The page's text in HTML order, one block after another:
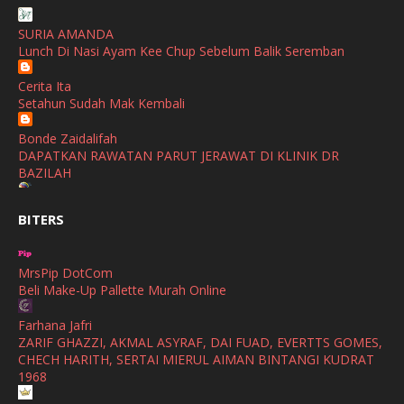
November
October
August
July
June
April
February (4)
January (4)
SHALIMAR YUSOF
Selamat Maju Jaya Untuk Puan Intan
Show All
SURIA AMANDA
Lunch Di Nasi Ayam Kee Chup Sebelum Balik Seremban
Cerita Ita
Setahun Sudah Mak Kembali
Bonde Zaidalifah
DAPATKAN RAWATAN PARUT JERAWAT DI KLINIK DR
BAZILAH
Huawei Pura 90s Series & Huawei Freeclip 2 S Now Available
Azlinda Alin Malaysian Parenting Lifestyle Beauty Blogs
HUAWEI PURA 90s SERIES MOBILE IMAGING AND ALL-
SCENARIO INNOVATION
Shuhaida Kabdy
Sanah Helwah Adik Sayang
Cerita Ceriti Ceritu Mamapipie
BITERS
MrsPip DotCom
Beli Make-Up Pallette Murah Online
Farhana Jafri
ZARIF GHAZZI, AKMAL ASYRAF, DAI FUAD, EVERTTS GOMES,
CHECH HARITH, SERTAI MIERUL AIMAN BINTANGI KUDRAT
1968